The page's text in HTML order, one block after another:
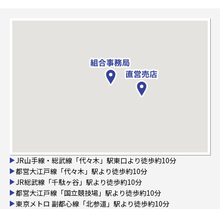
JR山手線・総武線「代々木」駅東口より徒歩約10分
都営大江戸線「代々木」駅より徒歩約10分
JR総武線「千駄ヶ谷」駅より徒歩約10分
都営大江戸線「国立競技場」駅より徒歩約10分
東京メトロ 副都心線「北参道」駅より徒歩約10分